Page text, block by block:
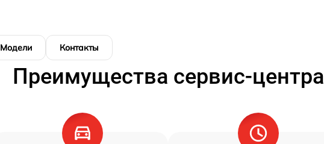
Модели Контакты
Преимущества сервис-центра